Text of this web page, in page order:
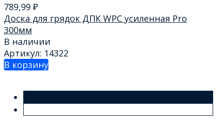
789,99 ₽
Доска для грядок ДПК WPC усиленная Pro
300мм
В наличии
Артикул: 14322
В корзину